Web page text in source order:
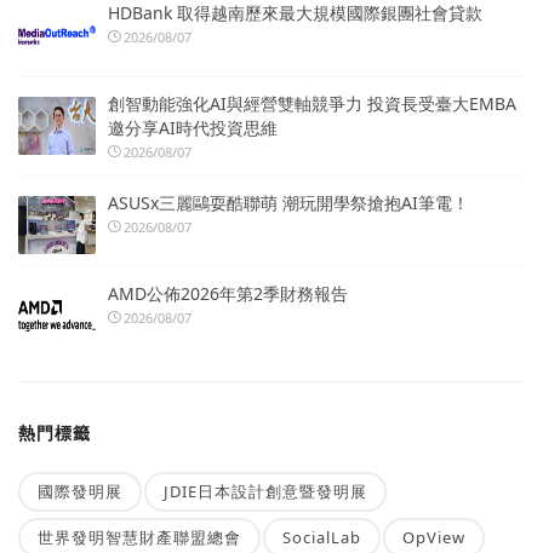
HDBank 取得越南歷來最大規模國際銀團社會貸款
2026/08/07
創智動能強化AI與經營雙軸競爭力 投資長受臺大EMBA
邀分享AI時代投資思維
2026/08/07
ASUSx三麗鷗耍酷聯萌 潮玩開學祭搶抱AI筆電！
2026/08/07
AMD公佈2026年第2季財務報告
2026/08/07
熱門標籤
國際發明展 JDIE日本設計創意暨發明展
世界發明智慧財產聯盟總會 SocialLab OpView